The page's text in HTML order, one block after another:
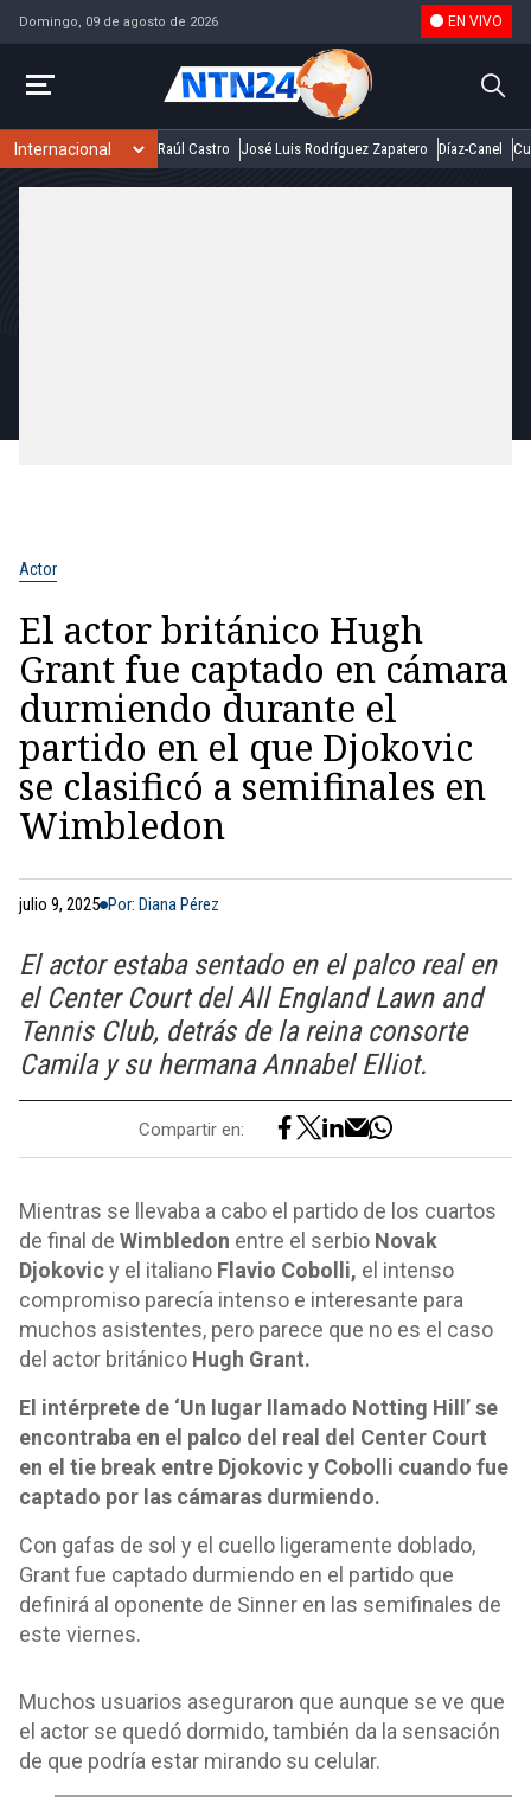
Domingo, 09 de agosto de 2026 EN VIVO
Raúl Castro José Luis Rodríguez Zapatero Díaz-Canel
Actor
El actor británico Hugh
Grant fue captado en cámara
durmiendo durante el
partido en el que Djokovic
se clasificó a semifinales en
Wimbledon
julio 9, 2025 Por: Diana Pérez
El actor estaba sentado en el palco real en
el Center Court del All England Lawn and
Tennis Club, detrás de la reina consorte
Camila y su hermana Annabel Elliot.
Compartir en:
Mientras se llevaba a cabo el partido de los cuartos
de final de Wimbledon entre el serbio Novak
Djokovicy el italiano Flavio Cobolli, el intenso
compromiso parecía intenso e interesante para
muchos asistentes, pero parece que no es el caso
del actor británico Hugh Grant.
El intérprete de ‘Un lugar llamado Notting Hill’ se
encontraba en el palco del real del Center Court
en el tie break entre Djokovic y Cobolli cuando fue
captado por las cámaras durmiendo.
Con gafas de sol y el cuello ligeramente doblado,
Grant fue captado durmiendo en el partido que
definirá al oponente de Sinner en las semifinales de
este viernes.
Muchos usuarios aseguraron que aunque se ve que
el actor se quedó dormido, también da la sensación
de que podría estar mirando su celular.